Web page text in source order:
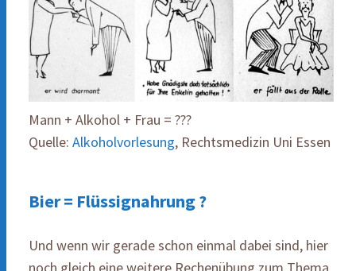
Mann + Alkohol + Frau = ???
Quelle: Alkoholvorlesung, Rechtsmedizin Uni Essen
Bier = Flüssignahrung ?
Und wenn wir gerade schon einmal dabei sind, hier
noch gleich eine weitere Rechenübung zum Thema